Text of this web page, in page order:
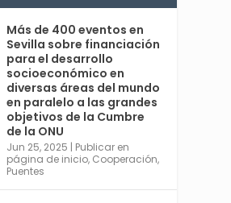
1 Twitter
Sevilla World
@worldsevilla
30 Dic 2024
👉 La cita de ámbito
mundial más relevante en
#Sevilla en 2025 es una
cumbre organizada por
Más de 400 eventos en
Sevilla sobre financiación
para el desarrollo
socioeconómico en
diversas áreas del mundo
en paralelo a las grandes
objetivos de la Cumbre
de la ONU
Jun 25, 2025 | Publicar en
página de inicio, Cooperación,
Puentes